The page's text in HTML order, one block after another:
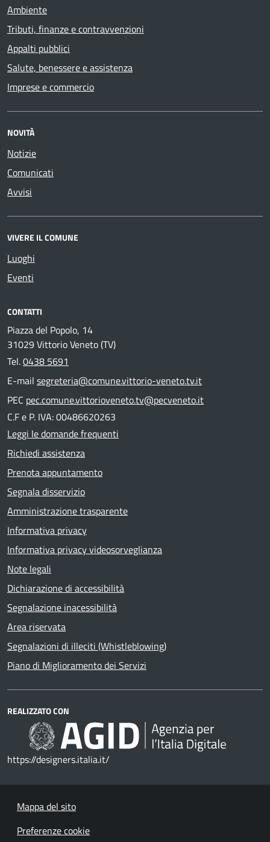
Ambiente
Tributi, finanze e contravvenzioni
Appalti pubblici
Salute, benessere e assistenza
Imprese e commercio
NOVITÀ
Notizie
Comunicati
Avvisi
VIVERE IL COMUNE
Luoghi
Eventi
CONTATTI
Piazza del Popolo, 14
31029 Vittorio Veneto (TV)
Tel.0438 5691
E-mail segreteria@comune.vittorio-veneto.tv.it
PEC pec.comune.vittorioveneto.tv@pecveneto.it
C.F e P. IVA: 00486620263
Leggi le domande frequenti
Richiedi assistenza
Prenota appuntamento
Segnala disservizio
Amministrazione trasparente
Informativa privacy
Informativa privacy videosorveglianza
Note legali
Dichiarazione di accessibilità
Segnalazione inacessibilità
Area riservata
Segnalazioni di illeciti (Whistleblowing)
Piano di Miglioramento dei Servizi
REALIZZATO CON
https://designers.italia.it/
Mappa del sito
Preferenze cookie